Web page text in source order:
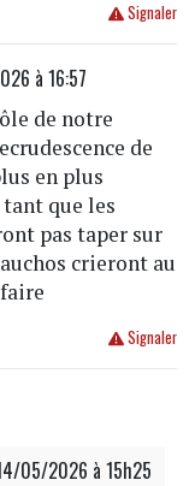
Signaler
à 16:57
de notre
de
en plus
que les
pas taper sur
crieront au
Signaler
05/2026 à 15h25